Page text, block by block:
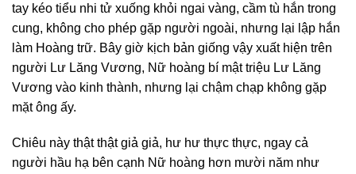
tay kéo tiểu nhi tử xuống khỏi ngai vàng, cầm tù hắn trong
cung, không cho phép gặp người ngoài, nhưng lại lập hắn
làm Hoàng trữ. Bây giờ kịch bản giống vậy xuất hiện trên
người Lư Lăng Vương, Nữ hoàng bí mật triệu Lư Lăng
Vương vào kinh thành, nhưng lại chậm chạp không gặp
mặt ông ấy.
Chiêu này thật thật giả giả, hư hư thực thực, ngay cả
người hầu hạ bên cạnh Nữ hoàng hơn mười năm như